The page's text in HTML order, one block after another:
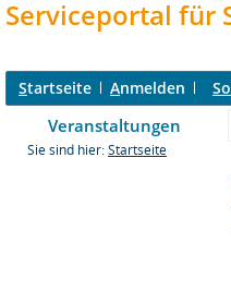
Serviceportal für
Startseite Anmelden
Veranstaltungen
Sie sind hier: Startseite